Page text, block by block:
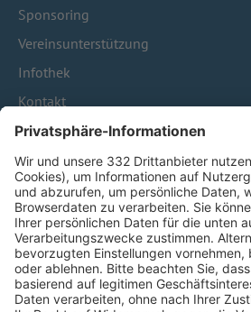
Sponsoring
Vereinsunterstützung
Infothek
Kontakt
HÄUFIG BESUCHTE SEITEN
Pässe und Vereinswechsel
Trainerausbildung
Schulungsangebot Vereinsmitarbeiter
BFV-Geschäftsstellen
Trainerbörse